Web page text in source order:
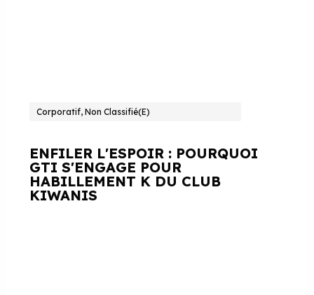
Corporatif, Non Classifié(e)
ENFILER L'ESPOIR : POURQUOI
GTI S'ENGAGE POUR
HABILLEMENT K DU CLUB
KIWANIS